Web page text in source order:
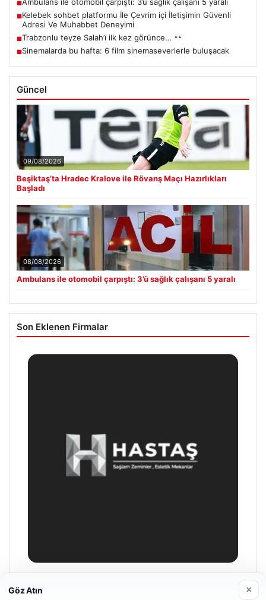
■
■Kelebek sohbet platformu İle Çevrim içi İletişimin Güvenli
Adresi Ve Muhabbet Deneyimi
■Trabzonlu teyze Salah’ı ilk kez görünce…
■Sinemalarda bu hafta: 6 film sinemaseverlerle buluşacak
Güncel
09/08/2026
Beşiktaş’ta Hradec Kralove ile Rövanş Maçı Hazırlıkları
Başladı
08/08/2026
Ambulans ile otomobil çarpıştı: 3’ü sağlık çalışanı 5 yaralı
Son Eklenen Firmalar
Enes Kaplan Avukatlık Bürosu
Göz Atın ×